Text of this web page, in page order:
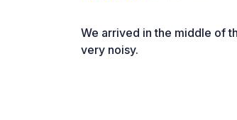
We arrived in the middle of
very noisy.